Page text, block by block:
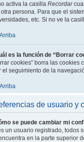
activa la casilla Recordar
persona. Para que el
etc. Si no ve la
Arriba
es la función de “Borrar
cookies” borra las
el seguimiento de la
Arriba
de usuario y
se puede cambiar mi
un usuario registrado, todos
en la parte superior